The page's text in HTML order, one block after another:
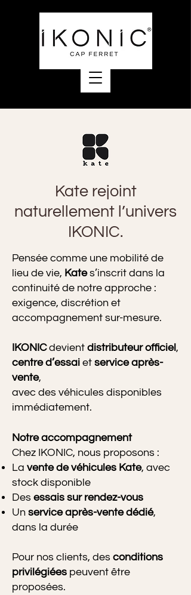
Kate rejoint
naturellement l’univers
IKONIC.
Pensée comme une mobilité de
lieu de vie, Kates’inscrit dans la
continuité de notre approche :
exigence, discrétion et
accompagnement sur-mesure.
IKONICdevient distributeur officiel,
centre d’essai et service après-
vente,
avec des véhicules disponibles
immédiatement.
Notre accompagnement
Chez IKONIC, nous proposons :
La vente de véhicules Kate, avec
stock disponible
Des essais sur rendez-vous
Un service après-vente dédié,
dans la durée
Pour nos clients, des conditions
privilégiées peuvent être
proposées.